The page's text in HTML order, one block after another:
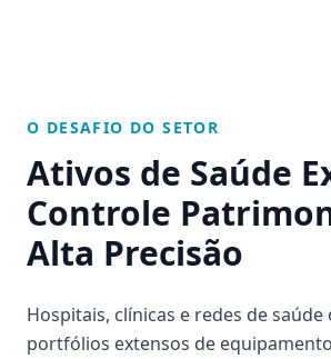
O DESAFIO DO SETOR
Ativos de Saúde
Controle
Alta Precisão
Hospitais, clínicas e redes de saúde
portfólios extensos de